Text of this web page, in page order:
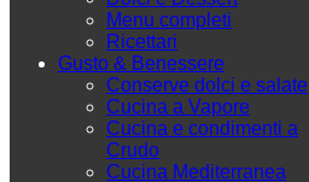
Menu completi
Ricettari
Gusto & Benessere
Conserve dolci e salate
Cucina a Vapore
Cucina e condimenti a
Crudo
Cucina Mediterranea